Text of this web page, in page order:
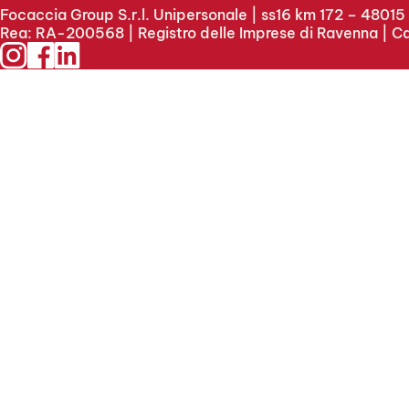
Focaccia Group S.r.l. Unipersonale | ss16 km 172 –
Rea: RA-200568 | Registro delle Imprese di Ravenna |